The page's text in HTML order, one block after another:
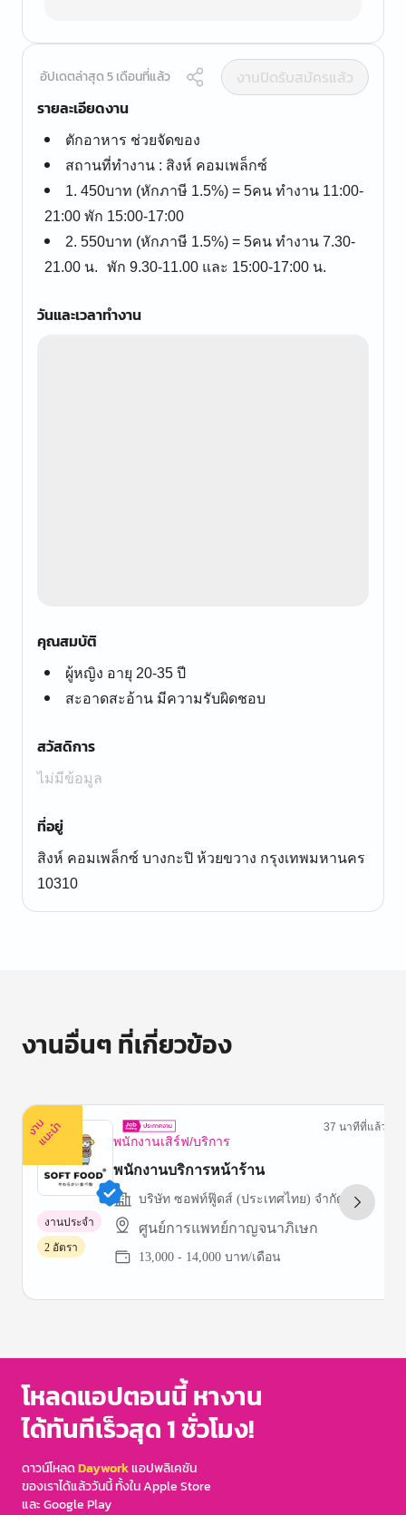
อัปเดตล่าสุด 5 เดือนที่แล้ว
งานปิดรับสมัครแล้ว
รายละเอียดงาน
ตักอาหาร ช่วยจัดของ
สถานที่ทำงาน : สิงห์ คอมเพล็กซ์
1. 450บาท (หักภาษี 1.5%) = 5คน ทำงาน 11:00-
21:00 พัก 15:00-17:00
2. 550บาท (หักภาษี 1.5%) = 5คน ทำงาน 7.30-
21.00 น. พัก 9.30-11.00 และ 15:00-17:00 น.
วันและเวลาทำงาน
คุณสมบัติ
ผู้หญิง อายุ 20-35 ปี
สะอาดสะอ้าน มีความรับผิดชอบ
สวัสดิการ
ไม่มีข้อมูล
ที่อยู่
สิงห์ คอมเพล็กซ์ บางกะปิ ห้วยขวาง กรุงเทพมหานคร
10310
งานอื่นๆ ที่เกี่ยวข้อง
ง
า
น
แ
น
ะ
นำ พนักงานเสิร์ฟ/บริการ
37 นาทีที่แล้ว
พนักงานบริการหน้าร้าน
บริษัท ซอฟท์ฟู๊ดส์ (ประเทศไทย) จำกัด
ศูนย์การแพทย์กาญจนาภิเษก
13,000 - 14,000 บาท/เดือน
งานประจำ
2 อัตรา
of
โหลดแอปตอนนี้ หางาน
ได้ทันทีเร็วสุด 1 ชั่วโมง!
ดาวน์โหลดDayworkแอปพลิเคชัน
ของเราได้แล้ววันนี้ ทั้งใน Apple Store
และ Google Play